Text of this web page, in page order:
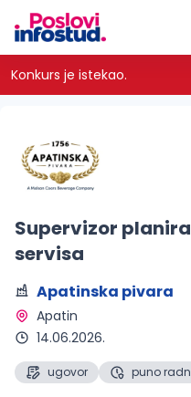
Konkurs je istekao.
Supervizor
servisa
Apatinska pivara
Apatin
14.06.2026.
ugovor puno